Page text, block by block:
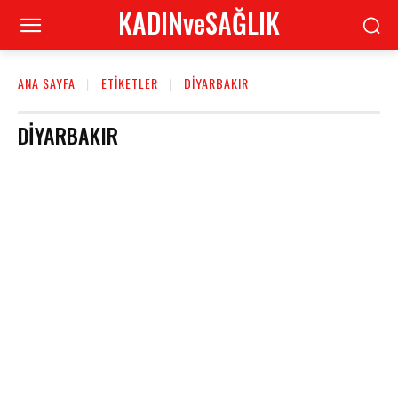
KADINveSAĞLIK
ANA SAYFA ETIKETLER DIYARBAKIR
DIYARBAKIR